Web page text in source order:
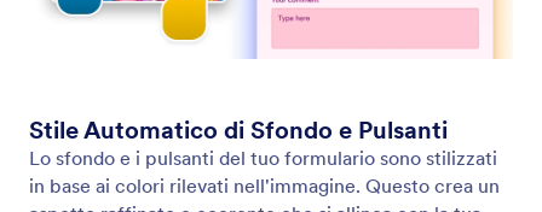
Stilizza il tuo modulo all'istante caricando
un'immagine del brand. Jotform AI estrae
automaticamente colori, sfondi e stili dei pulsanti per
abbinare perfettamente il tuo design.